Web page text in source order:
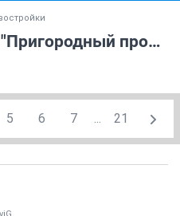
Поселок таунхаусов "Пригородный простор" (часть 3)
5 6 7 ... 21